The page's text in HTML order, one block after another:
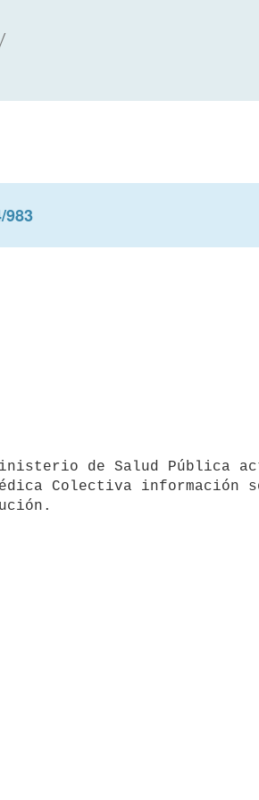
983
Colectiva información